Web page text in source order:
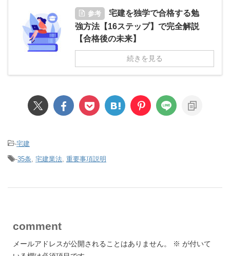
参考
宅建を独学で合格する勉
強方法【16ステップ】で完全解説
【合格後の未来】
続きを見る
-宅建
-35条 宅建業法 重要事項説明
comment
メールアドレスが公開されることはありません。 ※ が付いて